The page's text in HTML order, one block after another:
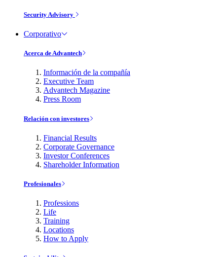
Security Advisory
Corporativo
Acerca de Advantech
Información de la compañía
Executive Team
Advantech Magazine
Press Room
Relación con investores
Financial Results
Corporate Governance
Investor Conferences
Shareholder Information
Profesionales
Professions
Life
Training
Locations
How to Apply